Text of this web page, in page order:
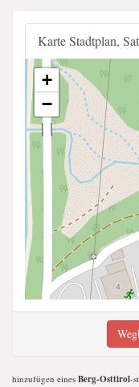
Karte Stadtplan,
+
−
hinzufügen eines Berg-Osttirol-